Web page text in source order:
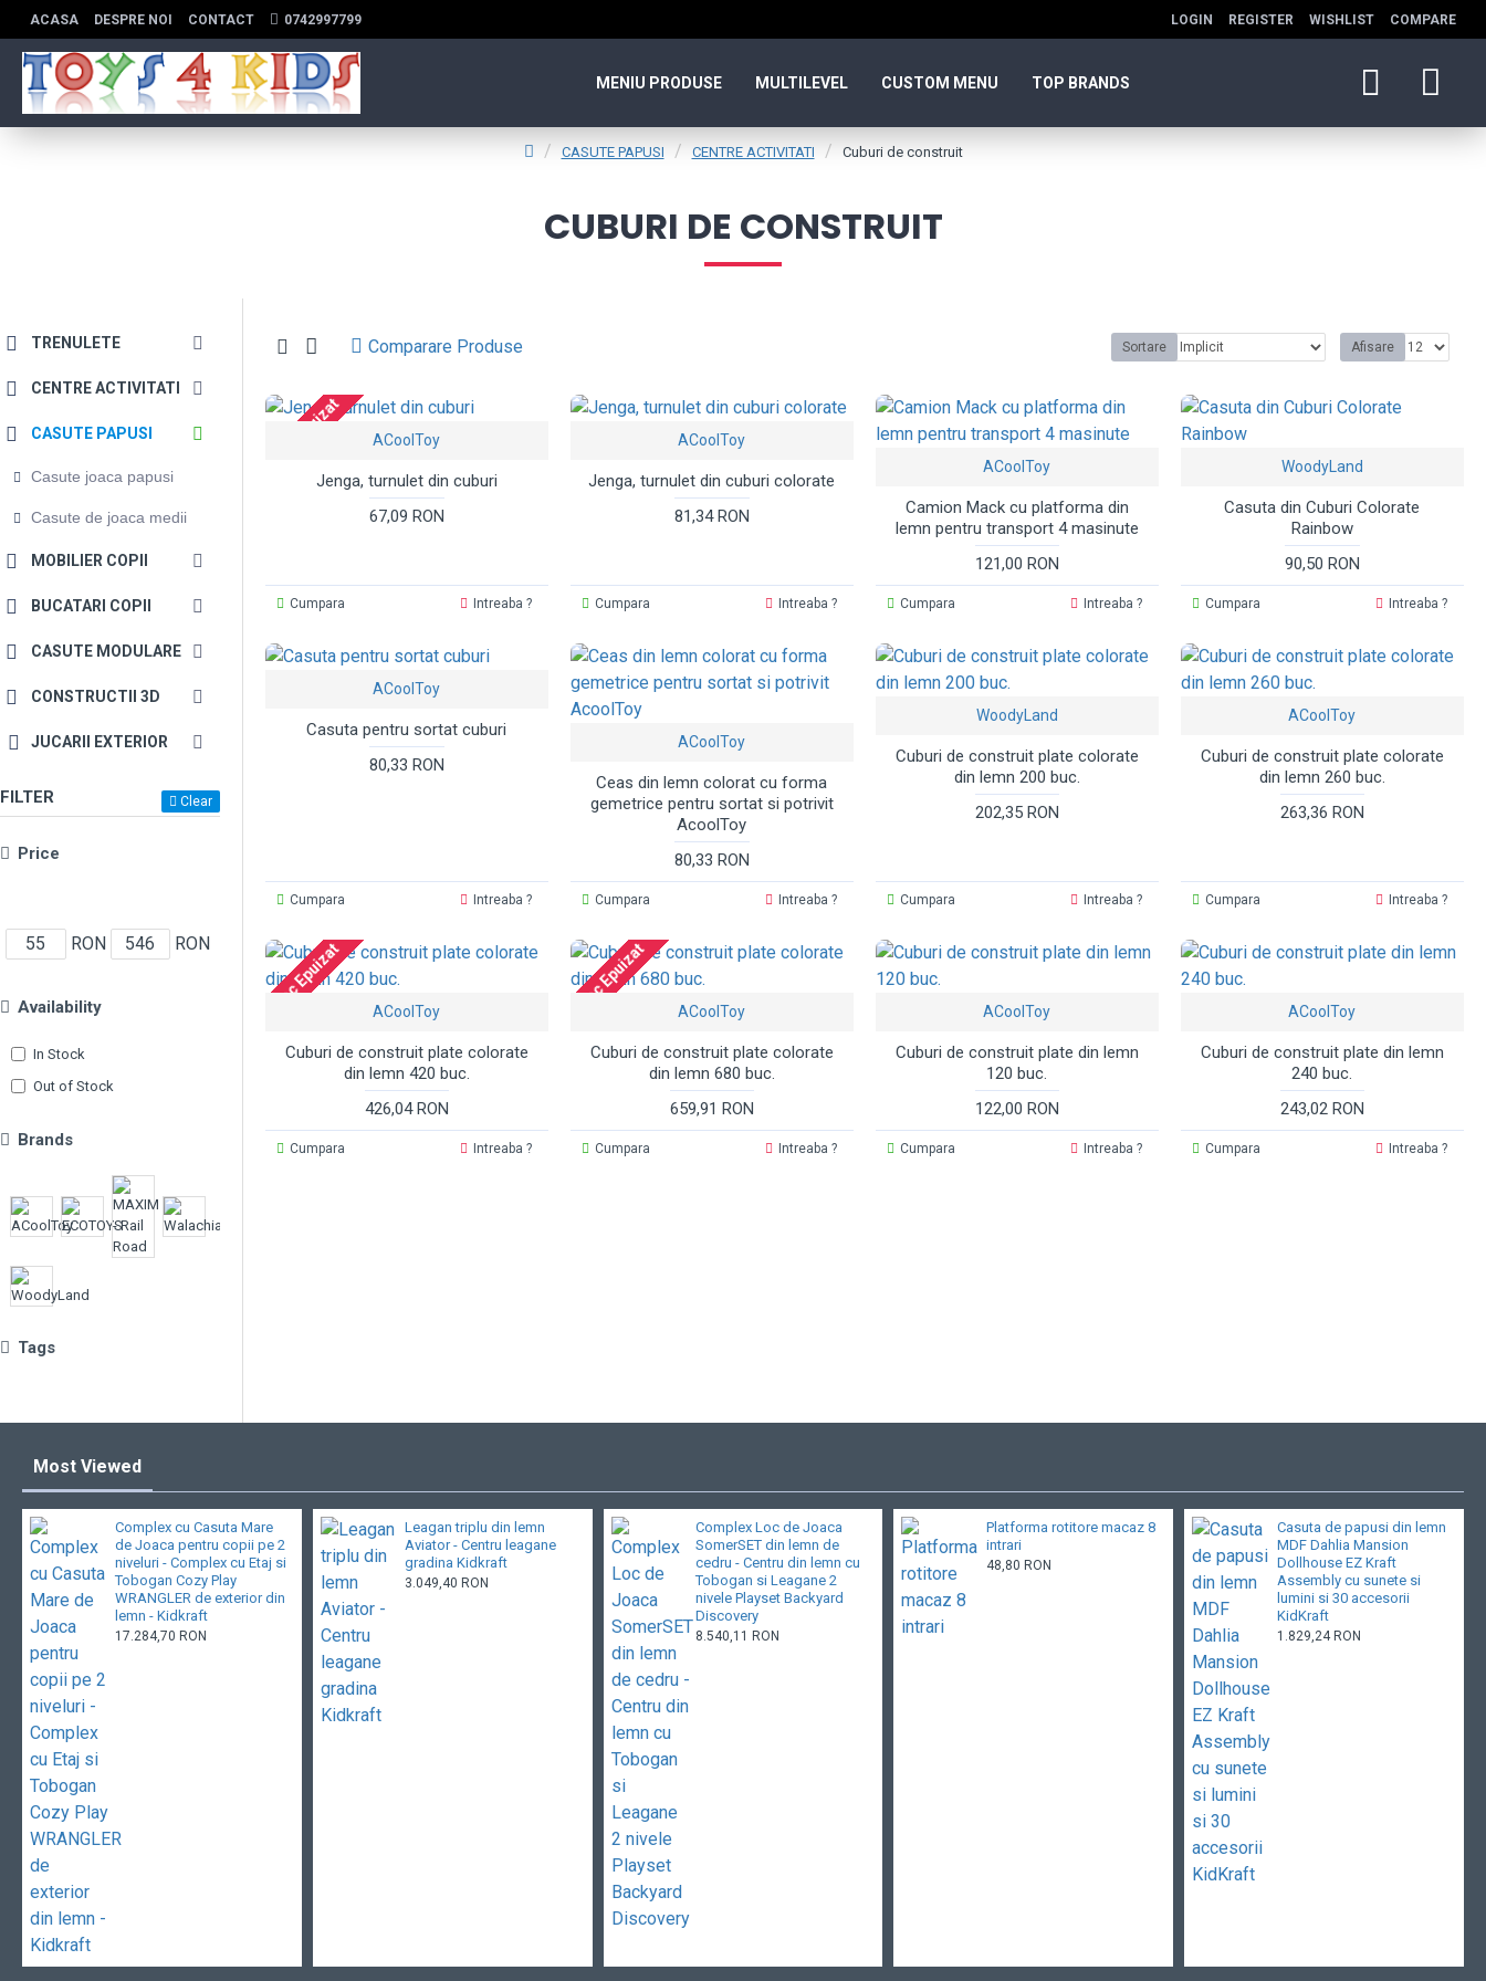
ACASA DESPRE NOI CONTACT 0742997799 LOGIN REGISTER WISHLIST COMPARE
MENIU PRODUSE MULTILEVEL CUSTOM MENU TOP BRANDS
CASUTE PAPUSI CENTRE ACTIVITATI Cuburi de construit
CUBURI DE CONSTRUIT
TRENULETE
CENTRE ACTIVITATI
CASUTE PAPUSI
Casute joaca papusi
Casute de joaca medii
MOBILIER COPII
BUCATARI COPII
CASUTE MODULARE
CONSTRUCTII 3D
JUCARII EXTERIOR
FILTER Clear
Price
RON RON
Brands
Tags
Availability
In Stock
Out of Stock
Comparare Produse Sortare Afisare
Stoc Epuizat ACoolToy
Jenga, turnulet din cuburi
67,09 RON
Cumpara Intreaba ?
ACoolToy
Jenga, turnulet din cuburi colorate
81,34 RON
Cumpara Intreaba ?
ACoolToy
Camion Mack cu platforma din
lemn pentru transport 4 masinute
121,00 RON
Cumpara Intreaba ?
WoodyLand
Casuta din Cuburi Colorate
Rainbow
90,50 RON
Cumpara Intreaba ?
ACoolToy
Casuta pentru sortat cuburi
80,33 RON
Cumpara Intreaba ?
ACoolToy
Ceas din lemn colorat cu forma
gemetrice pentru sortat si potrivit
AcoolToy
80,33 RON
Cumpara Intreaba ?
WoodyLand
Cuburi de construit plate colorate
din lemn 200 buc.
202,35 RON
Cumpara Intreaba ?
ACoolToy
Cuburi de construit plate colorate
din lemn 260 buc.
263,36 RON
Cumpara Intreaba ?
Stoc Epuizat ACoolToy
Cuburi de construit plate colorate
din lemn 420 buc.
426,04 RON
Cumpara Intreaba ?
Stoc Epuizat ACoolToy
Cuburi de construit plate colorate
din lemn 680 buc.
659,91 RON
Cumpara Intreaba ?
ACoolToy
Cuburi de construit plate din lemn
120 buc.
122,00 RON
Cumpara Intreaba ?
ACoolToy
Cuburi de construit plate din lemn
240 buc.
243,02 RON
Cumpara Intreaba ?
Most Viewed
Complex cu Casuta Mare
de Joaca pentru copii pe 2
niveluri - Complex cu Etaj si
Tobogan Cozy Play
WRANGLER de exterior din
lemn - Kidkraft
17.284,70 RON
Leagan triplu din lemn
Aviator - Centru leagane
gradina Kidkraft
3.049,40 RON
Complex Loc de Joaca
SomerSET din lemn de
cedru - Centru din lemn cu
Tobogan si Leagane 2
nivele Playset Backyard
Discovery
8.540,11 RON
Platforma rotitore macaz 8
intrari
48,80 RON
Casuta de papusi din lemn
MDF Dahlia Mansion
Dollhouse EZ Kraft
Assembly cu sunete si
lumini si 30 accesorii
KidKraft
1.829,24 RON